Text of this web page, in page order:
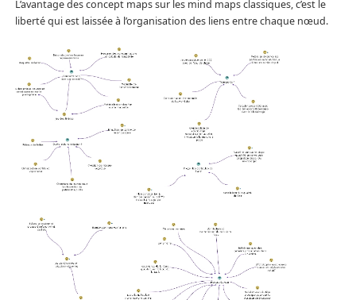
L’avantage des concept maps sur les mind maps classiques, c’est le
liberté qui est laissée à l’organisation des liens entre chaque nœud.